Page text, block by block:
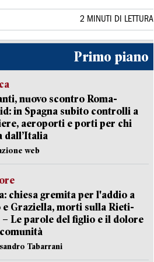
2 MINUTI DI LETTURA
Primo piano
nuovo scontro Roma-
in Spagna subito controlli a
aeroporti e porti per chi
dall’Italia
web
chiesa gremita per l'addio a
e Graziella, morti sulla Rieti-
Le parole del figlio e il dolore
Tabarrani